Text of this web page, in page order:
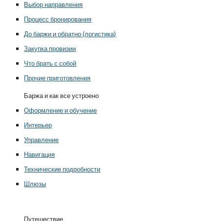
Выбор направления
Процесс бронирования
До баржи и обратно (логистика)
Закупка провизии
Что брать с собой
Прочие приготовления
Баржа и как все устроено
Оформление и обучение
Интерьер
Управление
Навигация
Технические подробности
Шлюзы
Путешествие